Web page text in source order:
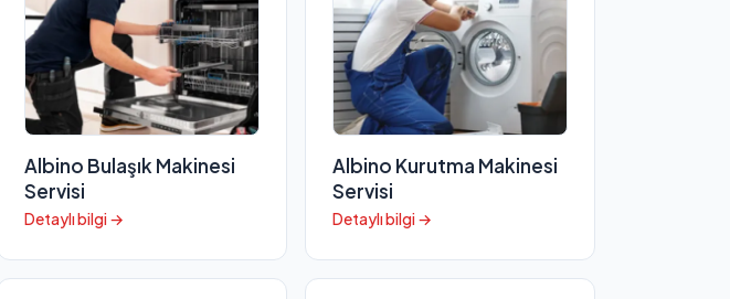
Albino Bulaşık Makinesi
Servisi
Detaylı bilgi →
Albino Kurutma Makinesi
Servisi
Detaylı bilgi →